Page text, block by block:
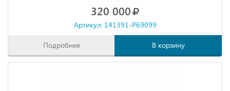
320 000
Артикул: 141391-P69099
Подробнее В корзину